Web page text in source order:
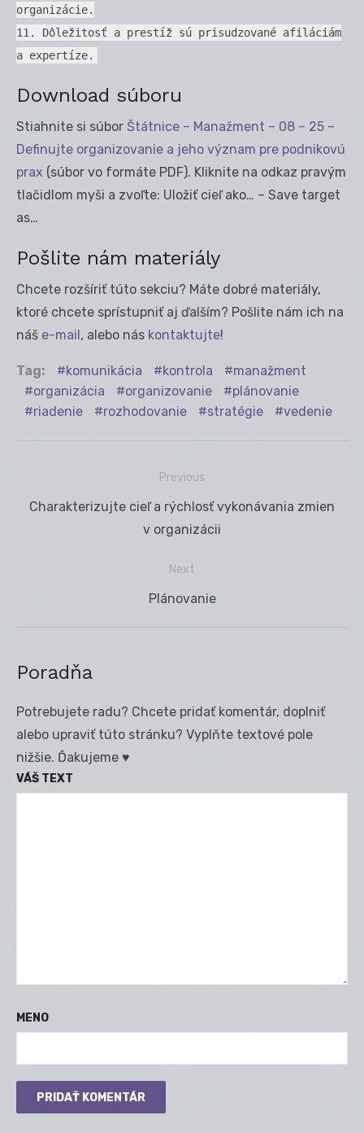
organizácie.
11. Dôležitosť a prestíž sú prisudzované afiláciám
a expertíze.
Download súboru
Stiahnite si súbor Štátnice – Manažment – 08 – 25 –
Definujte organizovanie a jeho význam pre podnikovú
prax (súbor vo formáte PDF). Kliknite na odkaz pravým
tlačidlom myši a zvoľte: Uložiť cieľ ako… – Save target
as…
Pošlite nám materiály
Chcete rozšíriť túto sekciu? Máte dobré materiály,
ktoré chcete sprístupniť aj ďalším? Pošlite nám ich na
náš e-mail, alebo nás kontaktujte!
Tag: komunikácia kontrola
manažment
organizácia
organizovanie
plánovanie
riadenie
rozhodovanie stratégie vedenie
Previous
Previous
Charakterizujte cieľ a rýchlosť vykonávania zmien
v organizácii
Next
Next
Plánovanie
Poradňa
Potrebujete radu? Chcete pridať komentár, doplniť
alebo upraviť túto stránku? Vyplňte textové pole
nižšie. Ďakujeme ♥
VÁŠ TEXT
MENO